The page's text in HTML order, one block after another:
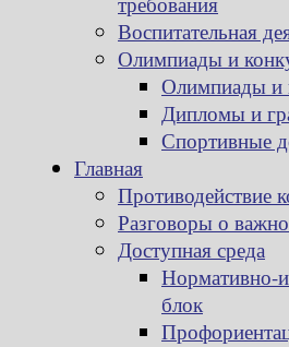
Воспитательная
Олимпиады и
Олимпиады и
Дипломы и
Спортивные
Главная
Противодействие
Разговоры о
Доступная среда
Нормативно-
блок